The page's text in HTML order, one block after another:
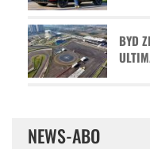
BYD
NEWS-ABO